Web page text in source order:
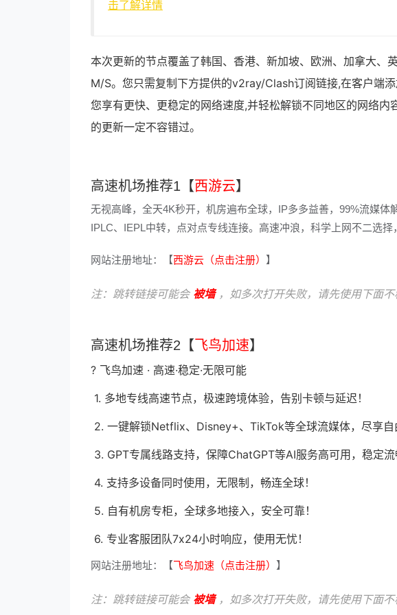
击了解详情
本次更新的节点覆盖了韩国、香港、新加坡、欧洲、加拿大、
M/S。您只需复制下方提供的v2ray/Clash订阅链接,在客户端
您享有更快、更稳定的网络速度,并轻松解锁不同地区的网络
的更新一定不容错过。
高速机场推荐1【西游云】
无视高峰，全天4K秒开，机房遍布全球，IP多多益善，99%流媒体
IPLC、IEPL中转，点对点专线连接。高速冲浪，科学上网不二选择
网站注册地址：【西游云（点击注册） 】
注：跳转链接可能会 被墙，如多次打开失败，请先使用下面
高速机场推荐2【 飞鸟加速】
? 飞鸟加速 · 高速·稳定·无限可能
1. 多地专线高速节点，极速跨境体验，告别卡顿与延迟！
2. 一键解锁Netflix、Disney+、TikTok等全球流媒体，尽享自
3. GPT专属线路支持，保障ChatGPT等AI服务高可用，稳定流
4. 支持多设备同时使用，无限制，畅连全球！
5. 自有机房专柜，全球多地接入，安全可靠！
6. 专业客服团队7x24小时响应，使用无忧！
网站注册地址：【飞鸟加速（点击注册） 】
注：跳转链接可能会 被墙，如多次打开失败，请先使用下面